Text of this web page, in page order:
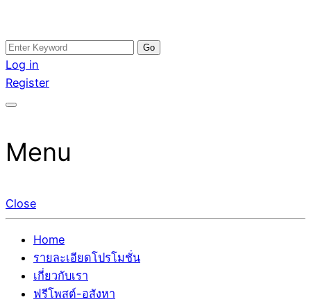
Skip
to
content
อสังหาโพสต์ รีวิวเยอะ รับจ้างโพสต์ขายบ้าน รับจ้างโพสต์อสัง
หา แตกต่างอย่างตั้งใจ รับรองผล อันดับ1 การโพสต์ขายอสังหา
กับทีมงานบริษัท บ้าน ที่ดิน คอนโด ติดGoogleหน้าแรกได้จริงๆ
รับจ้างโพสอสังหา ขายบ้าน อสังหาโพสต์ เชื่อถือได้จริง รับ
โพสต์ ที่ดิน กับทีมงานบริษัท ถูกและดีที่สุด ไม่มีค่านายหน้า
ขายได้จริงๆ ช่วยสร้างโอกาสในการขายได้มากกว่า ที่เดียว ที่
Search
for:
Log in
Register
Menu
Close
Home
รายละเอียดโปรโมชั่น
เกี่ยวกับเรา
ฟรีโพสต์-อสังหา